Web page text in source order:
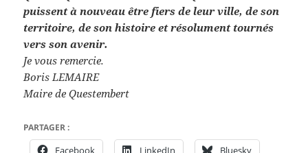
puissent à nouveau être fiers de leur ville, de son
territoire, de son histoire et résolument tournés
vers son avenir.
Je vous remercie.
Boris LEMAIRE
Maire de Questembert
PARTAGER :
Facebook LinkedIn Bluesky